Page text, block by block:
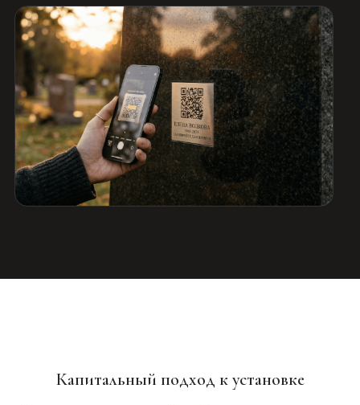
Капитальный подход к установке